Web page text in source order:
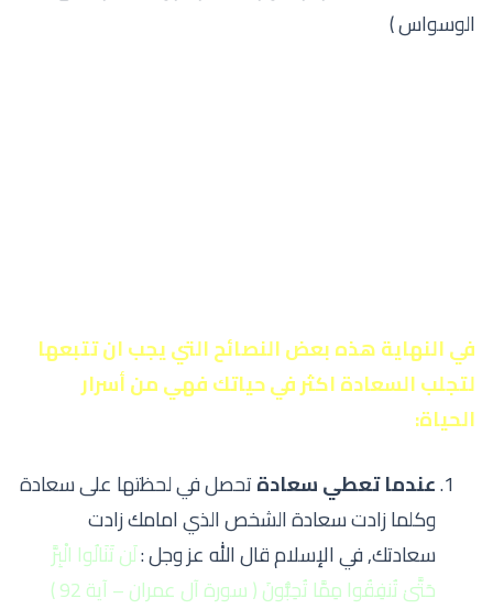
الوسواس )
في النهاية هذه بعض النصائح التي يجب ان تتبعها
لتجلب السعادة اكثر في حياتك فهي من أسرار
الحياة:
عندما تعطي سعادةتحصل في لحظتها على سعادة
وكلما زادت سعادة الشخص الذي امامك زادت
سعادتك, في الإسلام قال الله عز وجل :لَن تَنَالُوا الْبِرَّ
حَتَّىٰ تُنفِقُوا مِمَّا تُحِبُّونَ ( سورة آل عمران – آية 92 )